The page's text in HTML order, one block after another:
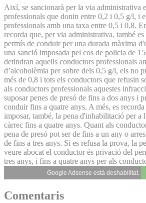
Així, se sancionarà per la via administrativa
professionals que donin entre 0,2 i 0,5 g/l, i
professionals amb una taxa entre 0,5 i 0,8.
recorda que, per via administrativa, també es
permís de conduir per una durada màxima
una sanció imposada pel cos de policia de
detindran aquells conductors professionals
d’alcoholèmia per sobre dels 0,5 g/l, els no
més de 0,8 i tots els conductors que refusin
als conductors professionals aquestes
suposar penes de presó de fins a dos anys i
conduir fins a quatre anys. A més, es
imposar, també, la pena d'inhabilitació per a
càrrec fins a quatre anys. Quant als
pena de presó pot ser de fins a un any o
de fins a tres anys. Si es refusa la prova, la
veure abocat el conductor és privació del
tres anys, i fins a quatre anys per als
Google Adsense està deshabilitat.
Comentaris